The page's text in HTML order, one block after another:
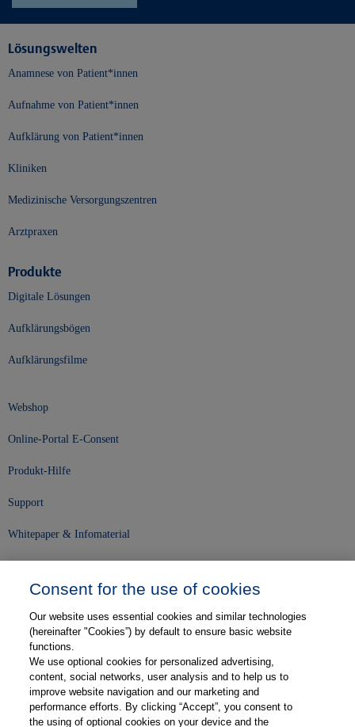
Lösungswelten
Anamnese von Patient*innen
Aufnahme von Patient*innen
Aufklärung von Patient*innen
Kliniken
Medizinische Versorgungszentren
Arztpraxen
Produkte
Digitale Lösungen
Aufklärungsbögen
Aufklärungsfilme
Webshop
Online-Portal E-Consent
Produkt-Hilfe
Support
Whitepaper & Infomaterial
Karriere
Kontakt
Web-Semniare
Consent for the use of cookies
Our website uses essential cookies and similar technologies
(hereinafter "Cookies”) by default to ensure basic website
functions.
We use optional cookies for personalized advertising,
content, social networks, user analysis and to help us to
improve website navigation and our marketing and
performance efforts. By clicking “Accept”, you consent to
the using of optional cookies on your device and the